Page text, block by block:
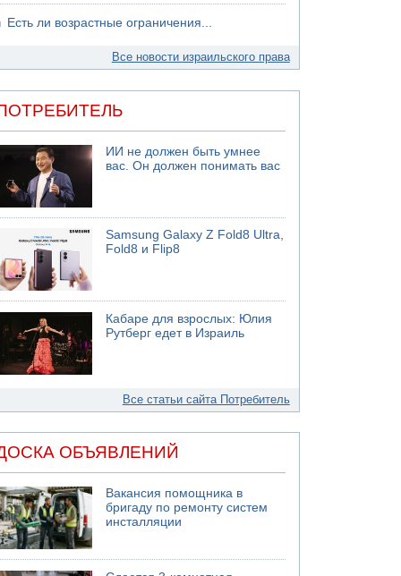
Есть ли возрастные ограничения...
Все новости израильского права
ИИ не должен быть умнее
вас. Он должен понимать вас
Samsung Galaxy Z Fold8 Ultra,
Fold8 и Flip8
Кабаре для взрослых: Юлия
Рутберг едет в Израиль
Все статьи сайта Потребитель
ОБЪЯВЛЕНИЙ
Вакансия помощника в
бригаду по ремонту систем
инсталляции